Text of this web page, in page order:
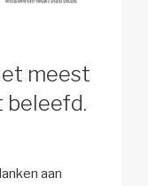
meest
beleefd.
aan